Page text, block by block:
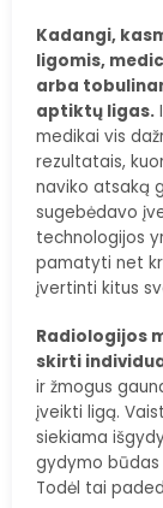
Kadangi,
ligomis,
arba
aptiktų ligas.
medikai vis
rezultatais,
naviko atsaką
sugebėdavo
technologijos
pamatyti net
įvertinti kitus
Radiologijos
skirti
ir žmogus
įveikti ligą.
siekiama
gydymo
Todėl tai